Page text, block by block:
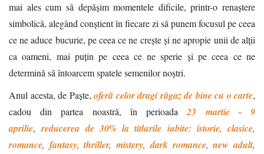
mai ales cum să depășim momentele dificile, printr-o renaștere
simbolică, alegând conștient în fiecare zi să punem focusul pe ceea
ce ne aduce bucurie, pe ceea ce ne crește și ne apropie unii de alții
ca oameni, mai puțin pe ceea ce ne sperie și pe ceea ce ne
determină să întoarcem spatele semenilor noștri.
Anul acesta, de Paște, oferă celor dragi răgaz de bine cu o carte,
cadou din partea noastră, în perioada23 martie - 9
aprilie,reducerea de 30% la titlurile iubite: istorie, clasice,
romance, fantasy, thriller, mistery, dark romance, new adult,